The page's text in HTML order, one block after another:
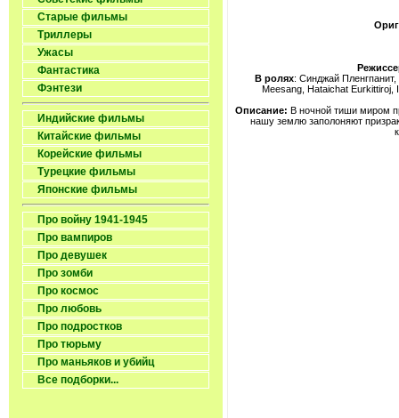
Старые фильмы
Триллеры
Ужасы
Фантастика
Фэнтези
Индийские фильмы
Китайские фильмы
Корейские фильмы
Турецкие фильмы
Японские фильмы
Про войну 1941-1945
Про вампиров
Про девушек
Про зомби
Про космос
Про любовь
Про подростков
Про тюрьму
Про маньяков и убийц
Все подборки...
В ролях: Синджай
Meesang, Hataichat
Описание: В ночной тиши миром
нашу землю заполоняют